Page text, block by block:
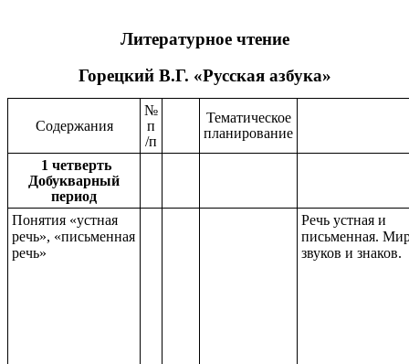
Литературное чтение
Горецкий В.Г. «Русская азбука»
Содержания
№
п
/п
Тематическое
планирование
1 четверть
Добукварный
период
Понятия «устная
речь», «письменная
речь»
Речь устная и
письменная.
звуков и знаков.